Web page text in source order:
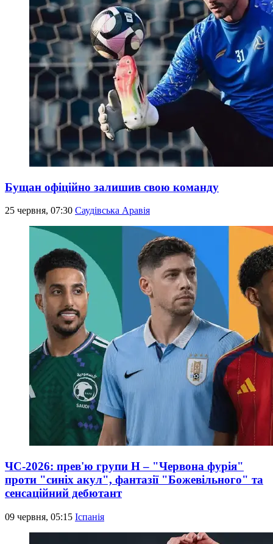
Бущан офіційно залишив свою команду
25 червня, 07:30 Саудівська Аравія
ЧС-2026: прев'ю групи Н – "Червона фурія"
проти "синіх акул", фантазії "Божевільного" та
сенсаційний дебютант
09 червня, 05:15 Іспанія